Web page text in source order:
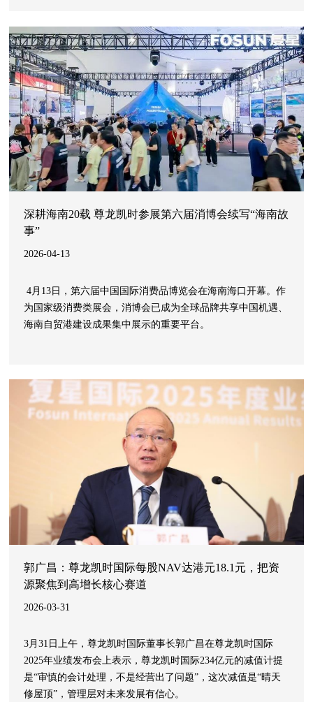
深耕海南20载 尊龙凯时参展第六届消博会续写“海南故
事”
2026-04-13
 4月13日，第六届中国国际消费品博览会在海南海口开幕。作
为国家级消费类展会，消博会已成为全球品牌共享中国机遇、
海南自贸港建设成果集中展示的重要平台。
郭广昌：尊龙凯时国际每股NAV达港元18.1元，把资
源聚焦到高增长核心赛道
2026-03-31
3月31日上午，尊龙凯时国际董事长郭广昌在尊龙凯时国际
2025年业绩发布会上表示，尊龙凯时国际234亿元的减值计提
是“审慎的会计处理，不是经营出了问题”，这次减值是“晴天
修屋顶”，管理层对未来发展有信心。